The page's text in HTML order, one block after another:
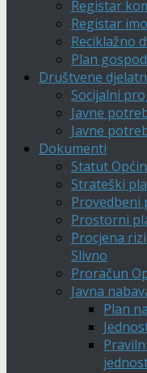
Registar
Registar
Reciklažno
Plan
Društvene
Socijalni
Javne
Javne
Dokumenti
Statut
Strateški
Provedbeni
Prostorni
Procjena
Slivno
Proračun
Javna
Plan